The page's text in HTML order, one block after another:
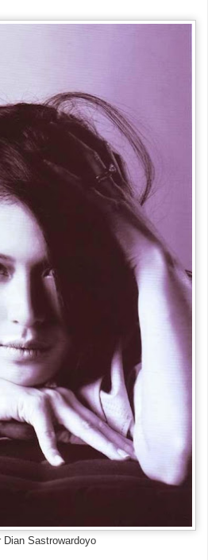
Dian Sastrowardoyo